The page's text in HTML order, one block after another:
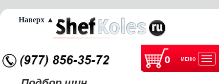
0 МЕНЮ
Наверх ▲